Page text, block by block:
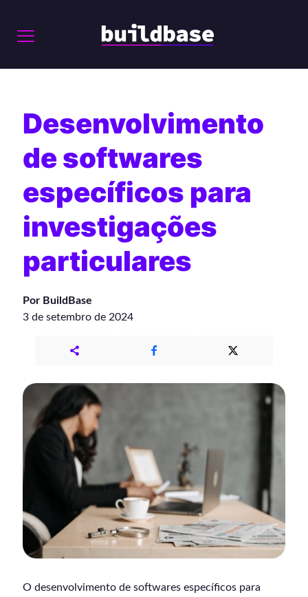
Desenvolvimento
de softwares
específicos para
investigações
particulares
Por BuildBase
3 de setembro de 2024
O desenvolvimento de softwares específicos para